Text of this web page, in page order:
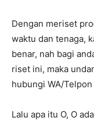
Dengan meriset
waktu dan tenaga,
benar, nah bagi
riset ini, maka
hubungi WA/
Lalu apa itu O, O